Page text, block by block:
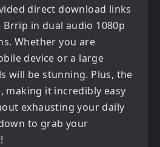
direct download links
in dual audio 1080p
Whether you are
device or a large
will be stunning. Plus, the
making it incredibly easy
exhausting your daily
to grab your